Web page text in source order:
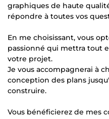
graphiques de haute
répondre à toutes vos
En me choisissant, vous
passionné qui mettra tout
votre projet.
Je vous accompagnerai à
conception des plans
construire.
Vous bénéficierez de mes